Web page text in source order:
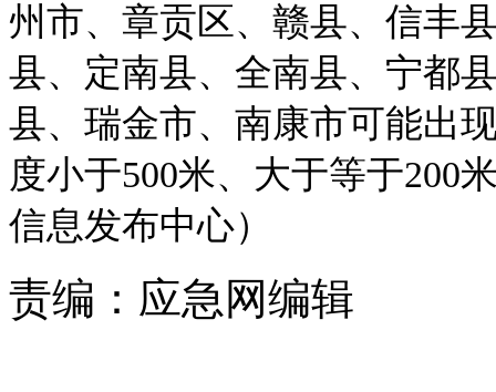
州市、章贡区、赣县、信丰
县、定南县、全南县、宁都
县、瑞金市、南康市可能出
度小于500米、大于等于200
信息发布中心）
责编： 应急网编辑